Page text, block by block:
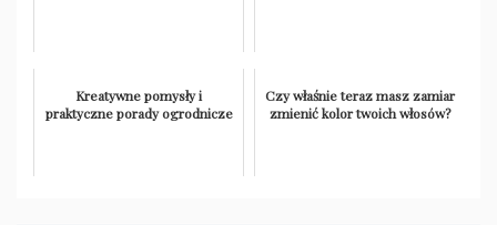
Kreatywne pomysły i
praktyczne porady ogrodnicze
Czy właśnie teraz masz zamiar
zmienić kolor twoich włosów?